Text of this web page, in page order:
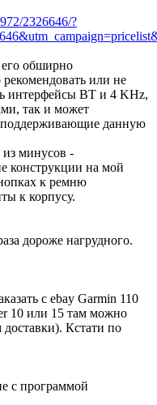
2326646/?
обширно
рекомендовать или не
интерфейсы BT и 4 KHz,
так и может
поддерживающие данную
минусов -
конструкции на мой
к ремню
к корпусу.
дороже нагрудного.
с ebay Garmin 110
10 или 15 там можно
доставки). Кстати по
с программой